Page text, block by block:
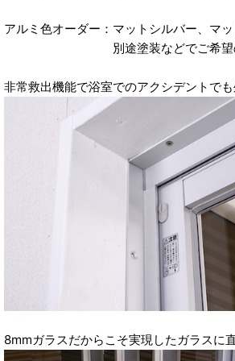
アルミ色オーダー：マットシルバー、マ
別途塗装などでご希望の色に
非常救出機能で浴室でのアクシデントで
8mmガラスだからこそ実現したガラスに